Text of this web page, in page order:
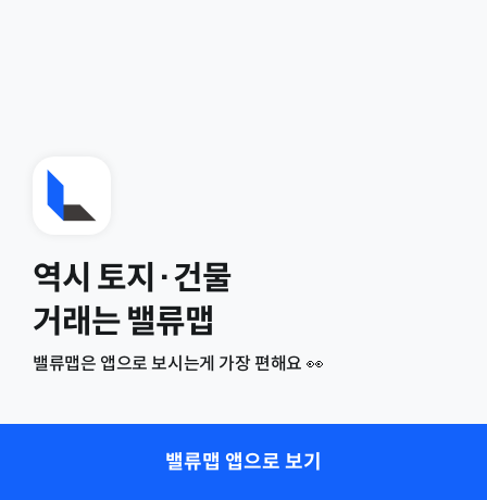
역시 토지·건물
거래는 밸류맵
밸류맵은 앱으로 보시는게 가장 편해요 👀
밸류맵 앱으로 보기